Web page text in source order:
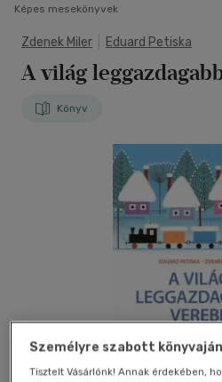
Képes mesekönyvek
Zdenek Miler Eduard Petiska
A világ
Könyv
Személyre szabott
Tisztelt Vásárlónk! Annak érdekében,